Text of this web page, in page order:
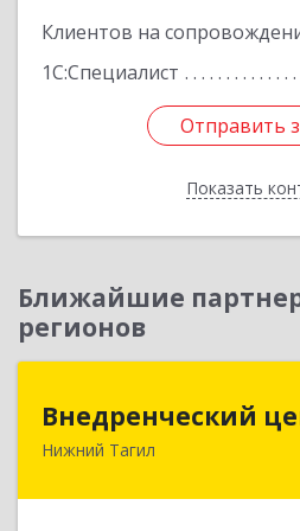
Клиентов на
1С:Специалист
Отправить
Показать
Отправить
Назад
Ближайшие
регионов
Внедренческий
Нижний Тагил
622030, Свердловская